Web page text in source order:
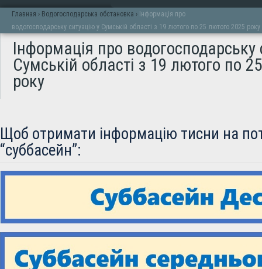
Главная › Водогосподарська обстановка › Інформація про
водогосподарську ситуацію у Сумській області з 19 лютого по 25 лютого 2025 року
Інформація про водогосподарську
Сумській області з 19 лютого по
року
Щоб отримати інформацію тисни на
“суббасейн”: